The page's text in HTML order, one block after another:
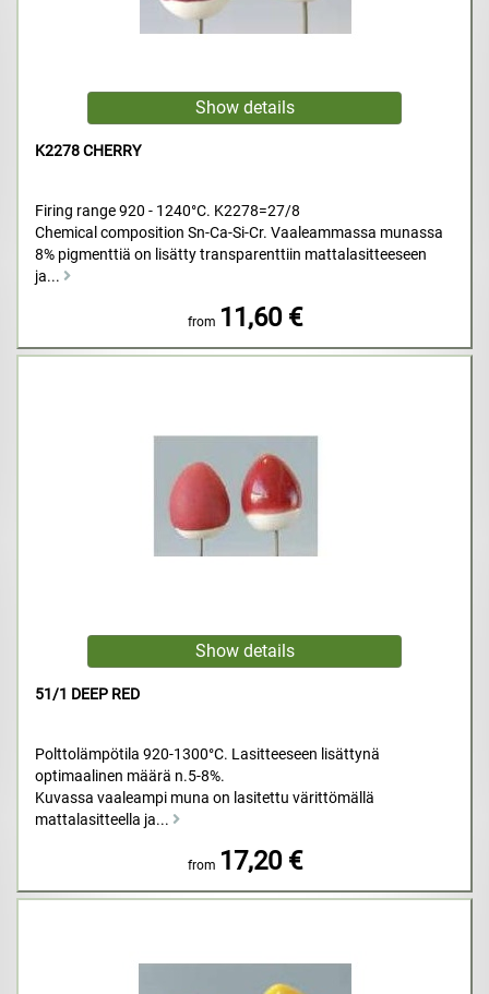
K2278 CHERRY
Firing range 920 - 1240°C. K2278=27/8
Chemical composition Sn-Ca-Si-Cr. Vaaleammassa munassa
8% pigmenttiä on lisätty transparenttiin mattalasitteeseen
ja...
from 11,60 €
51/1 DEEP RED
Polttolämpötila 920-1300°C. Lasitteeseen lisättynä
optimaalinen määrä n.5-8%.
Kuvassa vaaleampi muna on lasitettu värittömällä
mattalasitteella ja...
from 17,20 €